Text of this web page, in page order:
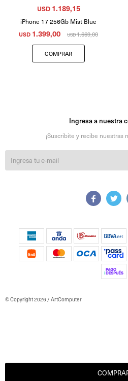
iPhone 17 256Gb Mist Blue
USD 1.399,00 USD1.669,00
USD 1.189,15
 
Ingresa a nuestra
¡Suscribite y recibe nuestras
© Copyright 2026 / ArtComputer